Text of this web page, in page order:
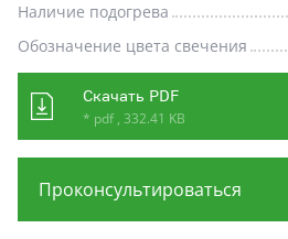
Наличие подогрева
Обозначение цвета свечения
Скачать PDF
* pdf , 332.41 KB
Проконсультироваться